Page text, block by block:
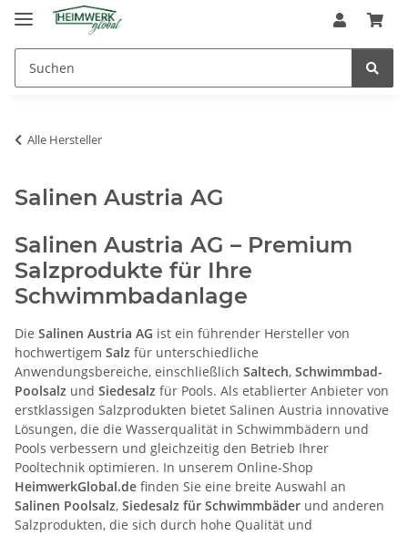
Alle Hersteller
Salinen Austria AG
Salinen Austria AG – Premium
Salzprodukte für Ihre
Schwimmbadanlage
Die Salinen Austria AG ist ein führender Hersteller von
hochwertigem Salz für unterschiedliche
Anwendungsbereiche, einschließlich Saltech, Schwimmbad-
Poolsalz und Siedesalz für Pools. Als etablierter Anbieter von
erstklassigen Salzprodukten bietet Salinen Austria innovative
Lösungen, die die Wasserqualität in Schwimmbädern und
Pools verbessern und gleichzeitig den Betrieb Ihrer
Pooltechnik optimieren. In unserem Online-Shop
HeimwerkGlobal.de finden Sie eine breite Auswahl an
Salinen Poolsalz, Siedesalz für Schwimmbäder und anderen
Salzprodukten, die sich durch hohe Qualität und